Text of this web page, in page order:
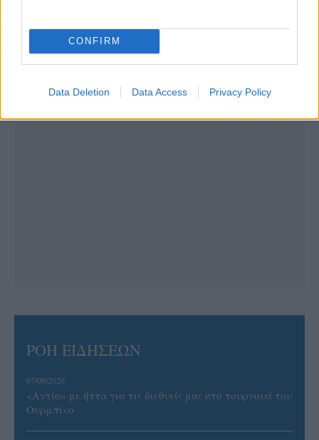
CONFIRM
Data Deletion Data Access Privacy Policy
ΡΟΗ ΕΙΔΗΣΕΩΝ
07/08/2026
«Αντίο» με ήττα για τις διεθνείς μας στο τουρνουά του
Ουρμπίνο